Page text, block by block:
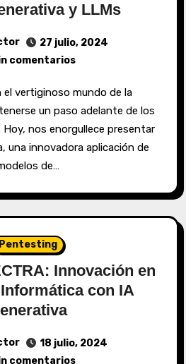
y LLMs
27 julio, 2024
comentarios
un paso adelante de los
nos enorgullece presentar
una innovadora aplicación de
de…
Pentesting
Innovación en
con IA
18 julio, 2024
comentarios